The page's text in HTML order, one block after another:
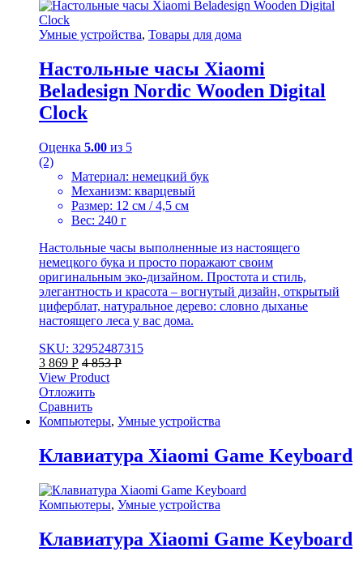
Умные устройства, Товары для дома
Настольные часы Xiaomi
Beladesign Nordic Wooden Digital
Clock
Оценка 5.00 из 5
(2)
Материал: немецкий бук
Механизм: кварцевый
Размер: 12 см / 4,5 см
Вес: 240 г
Настольные часы выполненные из настоящего
немецкого бука и просто поражают своим
оригинальным эко-дизайном. Простота и стиль,
элегантность и красота – вогнутый дизайн, открытый
циферблат, натуральное дерево: словно дыханье
настоящего леса у вас дома.
SKU: 32952487315
3 869 Р 4 853Р
View Product
Отложить
Сравнить
Компьютеры, Умные устройства
Клавиатура Xiaomi Game Keyboard
Компьютеры, Умные устройства
Клавиатура Xiaomi Game Keyboard